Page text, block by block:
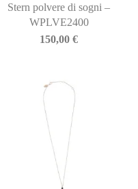
Stern polvere di sogni –
WPLVE2400
150,00€